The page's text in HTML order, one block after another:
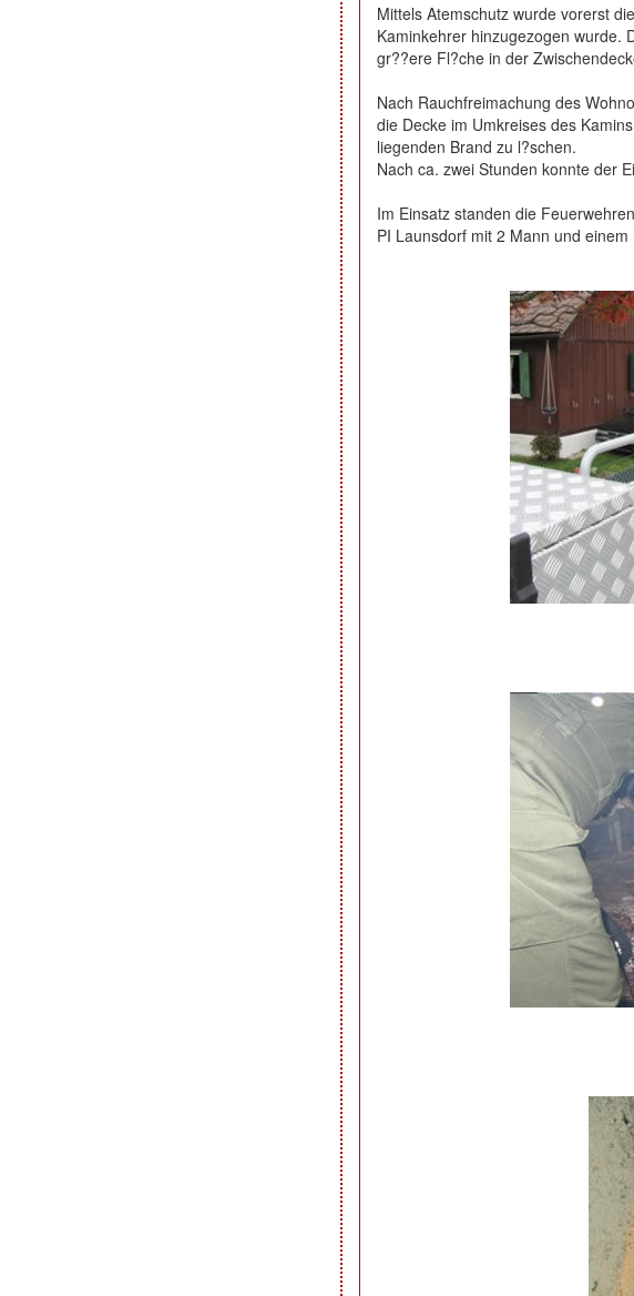
Mittels Atemschutz wurde vorerst
Kaminkehrer hinzugezogen wurde.
gr??ere Fl?che in der
Nach Rauchfreimachung des
die Decke im Umkreises des
liegenden Brand zu l?schen.
Nach ca. zwei Stunden konnte der
Im Einsatz standen die
PI Launsdorf mit 2 Mann und einem